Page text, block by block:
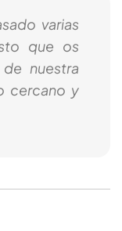
varias
que os
nuestra
cercano y